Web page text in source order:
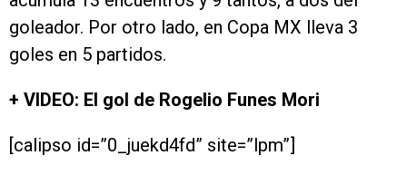
goleador. Por otro lado, en Copa MX lleva 3
goles en 5 partidos.
+ VIDEO: El gol de Rogelio Funes Mori
[calipso id=”0_juekd4fd” site=”lpm”]